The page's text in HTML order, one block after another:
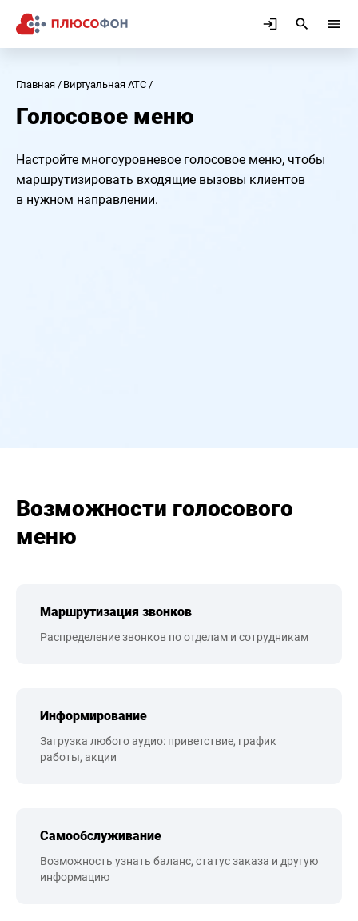
Главная Виртуальная АТС
Голосовое меню
Настройте многоуровневое голосовое меню, чтобы
маршрутизировать входящие вызовы клиентов
в нужном направлении.
Возможности голосового
меню
Маршрутизация звонков
Распределение звонков по отделам и сотрудникам
Информирование
Загрузка любого аудио: приветствие, график
работы, акции
Самообслуживание
Возможность узнать баланс, статус заказа и другую
информацию